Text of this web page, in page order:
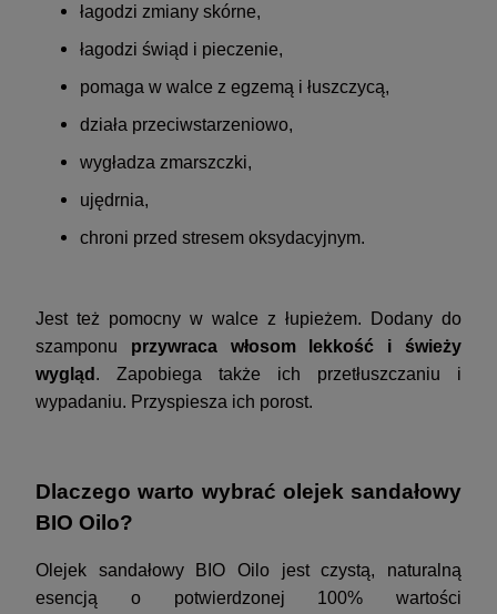
łagodzi zmiany skórne,
łagodzi świąd i pieczenie,
pomaga w walce z egzemą i łuszczycą,
działa przeciwstarzeniowo,
wygładza zmarszczki,
ujędrnia,
chroni przed stresem oksydacyjnym.
Jest też pomocny w walce z łupieżem. Dodany do
szamponu przywraca włosom lekkość i świeży
wygląd . Zapobiega także ich przetłuszczaniu i
wypadaniu. Przyspiesza ich porost.
Dlaczego warto wybrać olejek sandałowy
BIO Oilo?
Olejek sandałowy BIO Oilo jest czystą, naturalną
esencją o potwierdzonej 100% wartości